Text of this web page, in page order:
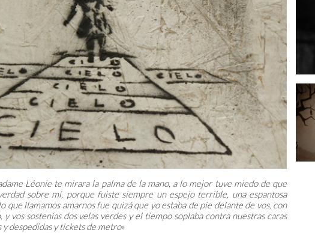
Léonie te mirara la palma de la mano, a lo mejor tuve miedo de que
sobre mí, porque fuiste siempre un espejo terrible, una espantosa
que llamamos amarnos fue quizá que yo estaba de pie delante de vos, con
vos sostenías dos velas verdes y el tiempo soplaba contra nuestras caras
despedidas y tickets de metro»